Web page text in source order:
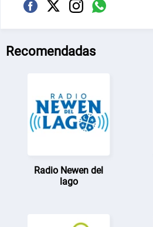
Recomendadas
Radio Newen del
lago